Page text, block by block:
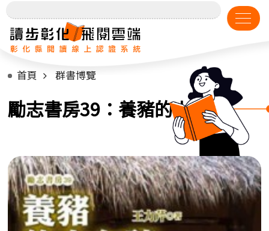
首頁 群書博覽
勵志書房39：養豬的小女孩